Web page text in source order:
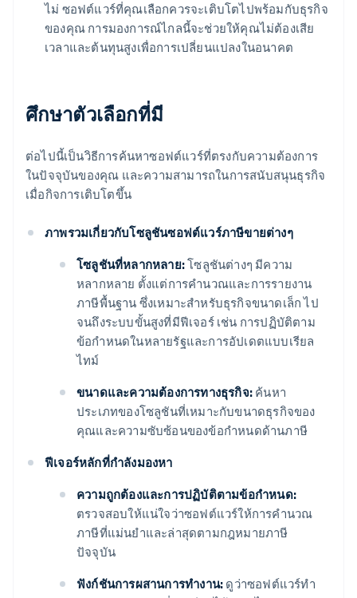
ไม่ ซอฟต์แวร์ที่คุณเลือกควรจะเติบโตไปพร้อมกับธุรกิจ
ของคุณ การมองการณ์ไกลนี้จะช่วยให้คุณไม่ต้องเสีย
เวลาและต้นทุนสูงเพื่อการเปลี่ยนแปลงในอนาคต
ศึกษาตัวเลือกที่มี
ต่อไปนี้เป็นวิธีการค้นหาซอฟต์แวร์ที่ตรงกับความต้องการ
ในปัจจุบันของคุณ และความสามารถในการสนับสนุนธุรกิจ
เมื่อกิจการเติบโตขึ้น
ภาพรวมเกี่ยวกับโซลูชันซอฟต์แวร์ภาษีขายต่างๆ
โซลูชันที่หลากหลาย:โซลูชันต่างๆ มีความ
หลากหลาย ตั้งแต่การคำนวณและการรายงาน
ภาษีพื้นฐาน ซึ่งเหมาะสำหรับธุรกิจขนาดเล็ก ไป
จนถึงระบบขั้นสูงที่มีฟีเจอร์ เช่น การปฏิบัติตาม
ข้อกำหนดในหลายรัฐและการอัปเดตแบบเรียล
ไทม์
ขนาดและความต้องการทางธุรกิจ: ค้นหา
ประเภทของโซลูชันที่เหมาะกับขนาดธุรกิจของ
คุณและความซับซ้อนของข้อกําหนดด้านภาษี
ฟีเจอร์หลักที่กําลังมองหา
ความถูกต้องและการปฏิบัติตามข้อกําหนด:
ตรวจสอบให้แน่ใจว่าซอฟต์แวร์ให้การคํานวณ
ภาษีที่แม่นยําและล่าสุดตามกฎหมายภาษี
ปัจจุบัน
ฟังก์ชันการผสานการทํางาน: ดูว่าซอฟต์แวร์ทํา